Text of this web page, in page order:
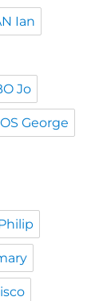
Ian
Jo
George